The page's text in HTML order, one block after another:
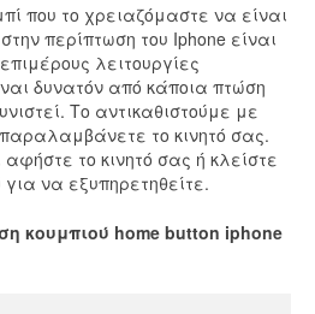
που το χρειαζόμαστε να είναι
περίπτωση του Iphone είναι
λειτουργίες
δυνατόν από κάποια πτώση
Το αντικαθιστούμε με
το κινητό σας.
το κινητό σας ή κλείστε
να εξυπηρετηθείτε.
κουμπιού home button iphone